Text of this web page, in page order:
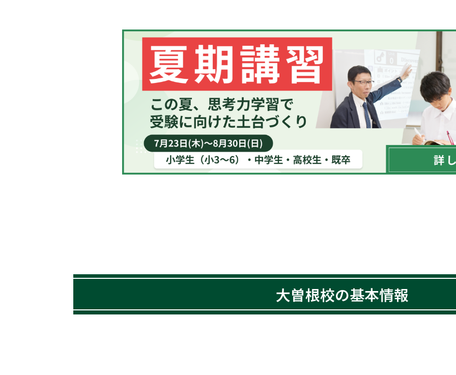
大曽根校の基本情報